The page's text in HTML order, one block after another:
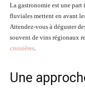
La gastronomie est une
fluviales mettent en avant
Attendez-vous à déguster
souvent de vins régionaux
croisières.
Une